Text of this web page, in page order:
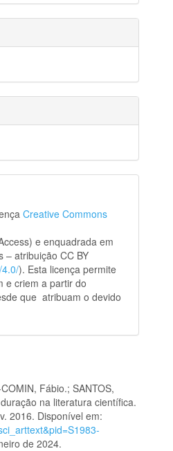
Creative Commons
e enquadrada em
– atribuição CC BY
). Esta licença permite
e criem a partir do
que atribuam o devido
Fábio.; SANTOS,
na literatura científica.
2016. Disponível em:
de 2024.